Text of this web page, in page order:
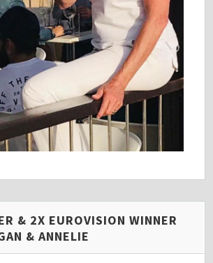
& 2X EUROVISION WINNER
& ANNELIE